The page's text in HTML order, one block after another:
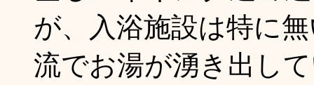
が、入浴施設は特に
流でお湯が湧き出し